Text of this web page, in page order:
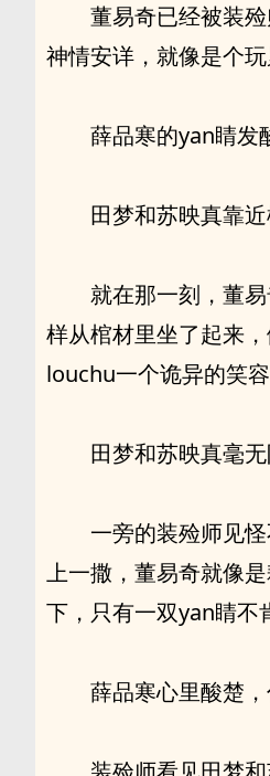
董易奇已经被装
神情安详，就像是个
薛品寒的yan睛发
田梦和苏映真靠近
就在那一刻，董
样从棺材里坐了起来
louchu一个诡异的笑
田梦和苏映真毫
一旁的装殓师见
上一撒，董易奇就像
下，只有一双yan睛不
薛品寒心里酸楚